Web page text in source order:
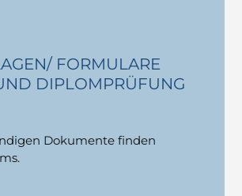
FORMULARE
DIPLOMPRÜFUNG
Dokumente finden